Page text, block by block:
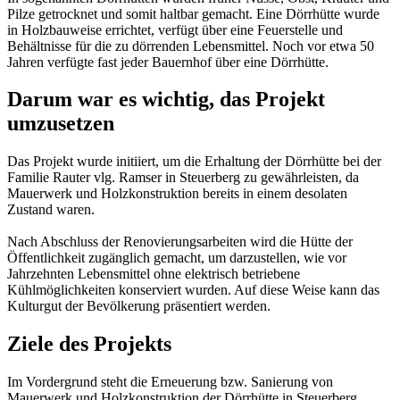
Pilze getrocknet und somit haltbar gemacht. Eine Dörrhütte wurde
in Holzbauweise errichtet, verfügt über eine Feuerstelle und
Behältnisse für die zu dörrenden Lebensmittel. Noch vor etwa 50
Jahren verfügte fast jeder Bauernhof über eine Dörrhütte.
Darum war es wichtig, das Projekt
umzusetzen
Das Projekt wurde initiiert, um die Erhaltung der Dörrhütte bei der
Familie Rauter vlg. Ramser in Steuerberg zu gewährleisten, da
Mauerwerk und Holzkonstruktion bereits in einem desolaten
Zustand waren.
Nach Abschluss der Renovierungsarbeiten wird die Hütte der
Öffentlichkeit zugänglich gemacht, um darzustellen, wie vor
Jahrzehnten Lebensmittel ohne elektrisch betriebene
Kühlmöglichkeiten konserviert wurden. Auf diese Weise kann das
Kulturgut der Bevölkerung präsentiert werden.
Ziele des Projekts
Im Vordergrund steht die Erneuerung bzw. Sanierung von